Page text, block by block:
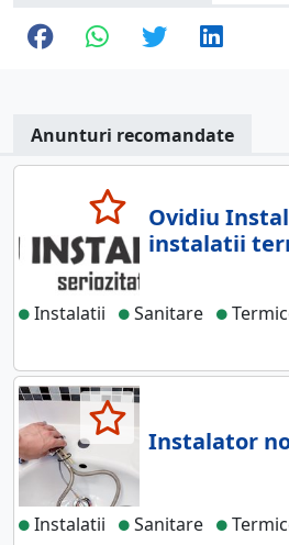
Anunturi recomandate
Ovidiu
instalatii
Instalatii Sanitare
Instalator
Instalatii Sanitare